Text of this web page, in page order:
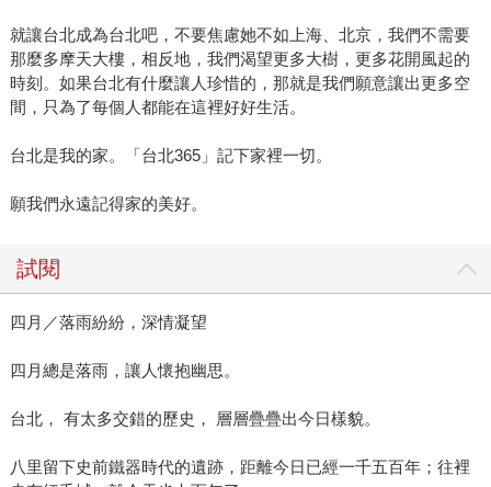
就讓台北成為台北吧，不要焦慮她不如上海、北京，我們不需要
那麼多摩天大樓，相反地，我們渴望更多大樹，更多花開風起的
時刻。如果台北有什麼讓人珍惜的，那就是我們願意讓出更多空
間，只為了每個人都能在這裡好好生活。
台北是我的家。「台北365」記下家裡一切。
願我們永遠記得家的美好。
試閱
四月／落雨紛紛，深情凝望
四月總是落雨，讓人懷抱幽思。
台北， 有太多交錯的歷史， 層層疊疊出今日樣貌。
八里留下史前鐵器時代的遺跡，距離今日已經一千五百年；往裡